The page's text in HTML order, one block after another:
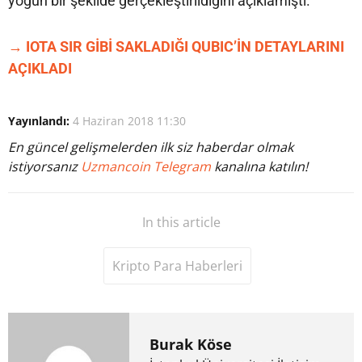
→ IOTA SIR GİBİ SAKLADIĞI QUBIC’İN DETAYLARINI
AÇIKLADI
Yayınlandı: 4 Haziran 2018 11:30
En güncel gelişmelerden ilk siz haberdar olmak
istiyorsanız Uzmancoin Telegram kanalına katılın!
In this article
Kripto Para Haberleri
Burak Köse